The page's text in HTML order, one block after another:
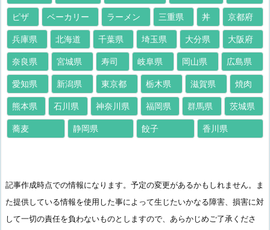
ピザ ベーカリー ラーメン 三重県 丼 京都府
兵庫県 北海道 千葉県 埼玉県 大分県 大阪府
奈良県 宮城県 寿司 岐阜県 岡山県 広島県
愛知県 新潟県 東京都 栃木県 滋賀県 焼肉
熊本県 石川県 神奈川県 福岡県 群馬県 茨城県
蕎麦 静岡県 餃子 香川県
記事作成時点での情報になります。予定の変更があるかもしれません。ま
た提供している情報を使用した事によって生じたいかなる障害、損害に対
して一切の責任を負わないものとしますので、あらかじめご了承くださ